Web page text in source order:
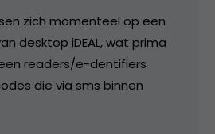
zich momenteel op een
desktop iDEAL, wat prima
readers/e-dentifiers
die via sms binnen